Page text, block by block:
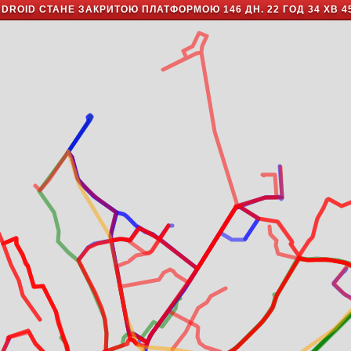
СТАНЕ ЗАКРИТОЮ ПЛАТФОРМОЮ 146 ДН. 22 ГОД 34 ХВ